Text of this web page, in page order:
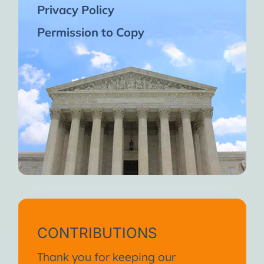
Privacy Policy
Permission to Copy
CONTRIBUTIONS
Thank you for keeping our